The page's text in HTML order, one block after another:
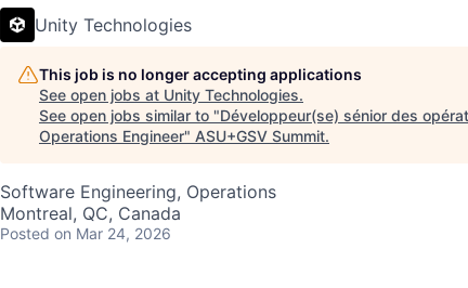
Unity Technologies
This job is no longer accepting applications
See open jobs at Unity Technologies.
See open jobs similar to "Développeur(se) sénior des
Operations Engineer" ASU+GSV Summit.
Software Engineering, Operations
Montreal, QC, Canada
Posted on Mar 24, 2026